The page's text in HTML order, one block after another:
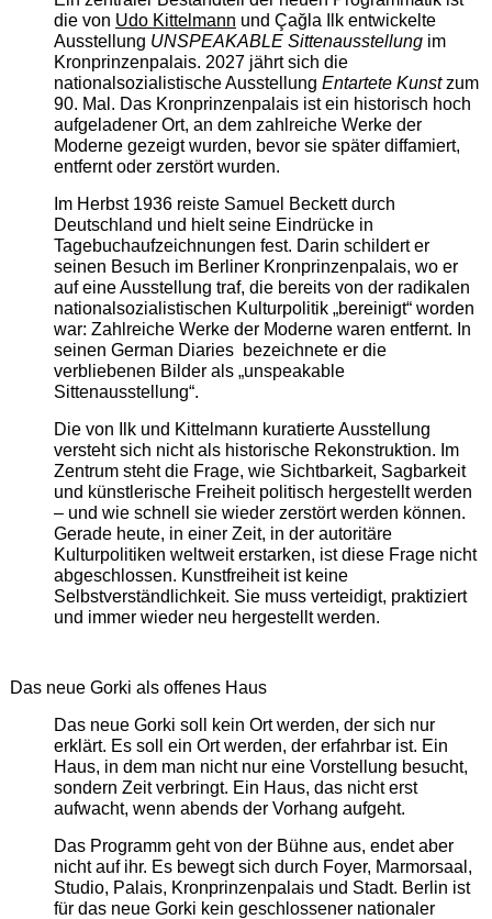
die von Udo Kittelmann und Çağla Ilk entwickelte
Ausstellung UNSPEAKABLE Sittenausstellungim
Kronprinzenpalais. 2027 jährt sich die
nationalsozialistische Ausstellung Entartete Kunstzum
90. Mal. Das Kronprinzenpalais ist ein historisch hoch
aufgeladener Ort, an dem zahlreiche Werke der
Moderne gezeigt wurden, bevor sie später diffamiert,
entfernt oder zerstört wurden.
Im Herbst 1936 reiste Samuel Beckett durch
Deutschland und hielt seine Eindrücke in
Tagebuchaufzeichnungen fest. Darin schildert er
seinen Besuch im Berliner Kronprinzenpalais, wo er
auf eine Ausstellung traf, die bereits von der radikalen
nationalsozialistischen Kulturpolitik „bereinigt“ worden
war: Zahlreiche Werke der Moderne waren entfernt. In
seinen German Diaries bezeichnete er die
verbliebenen Bilder als „unspeakable
Sittenausstellung“.
Die von Ilk und Kittelmann kuratierte Ausstellung
versteht sich nicht als historische Rekonstruktion. Im
Zentrum steht die Frage, wie Sichtbarkeit, Sagbarkeit
und künstlerische Freiheit politisch hergestellt werden
– und wie schnell sie wieder zerstört werden können.
Gerade heute, in einer Zeit, in der autoritäre
Kulturpolitiken weltweit erstarken, ist diese Frage nicht
abgeschlossen. Kunstfreiheit ist keine
Selbstverständlichkeit. Sie muss verteidigt, praktiziert
und immer wieder neu hergestellt werden.
Das neue Gorki als offenes Haus
Das neue Gorki soll kein Ort werden, der sich nur
erklärt. Es soll ein Ort werden, der erfahrbar ist. Ein
Haus, in dem man nicht nur eine Vorstellung besucht,
sondern Zeit verbringt. Ein Haus, das nicht erst
aufwacht, wenn abends der Vorhang aufgeht.
Das Programm geht von der Bühne aus, endet aber
nicht auf ihr. Es bewegt sich durch Foyer, Marmorsaal,
Studio, Palais, Kronprinzenpalais und Stadt. Berlin ist
für das neue Gorki kein geschlossener nationaler